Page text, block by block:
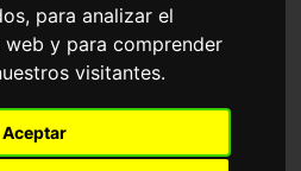
para analizar el
y para comprender
visitantes.
Aceptar
Graduadas
Deportivas
Lentillas